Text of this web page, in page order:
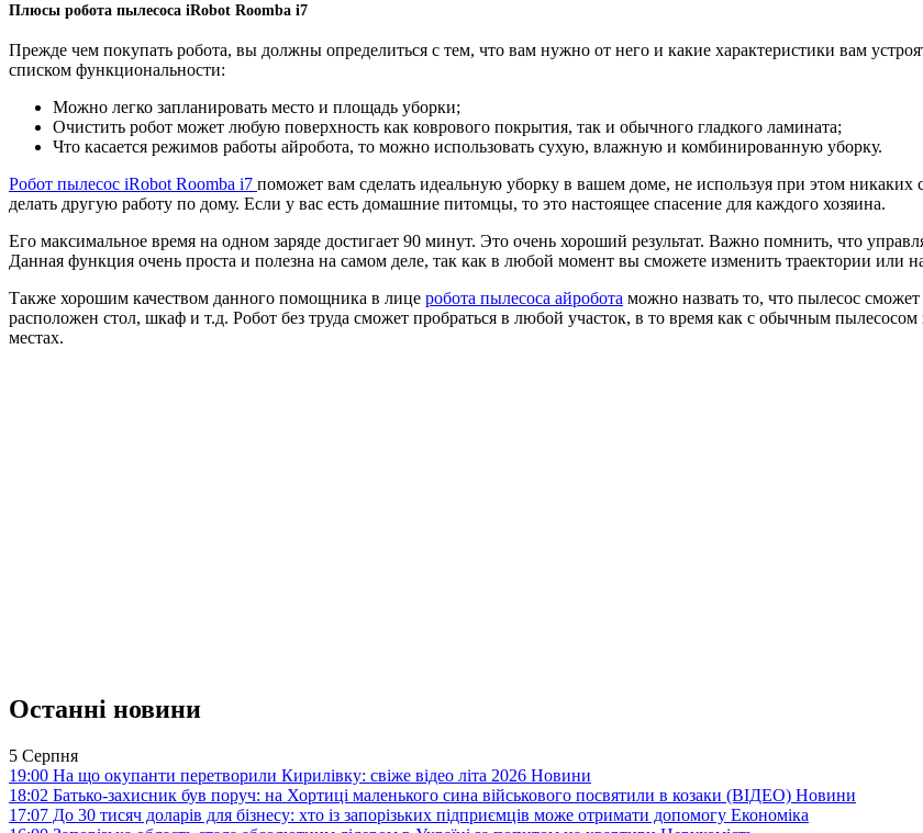
Плюсы робота пылесоса iRobot Roomba i7
Прежде чем покупать робота, вы должны определиться с тем, что вам нужно от него и какие характеристики вам
списком функциональности:
Можно легко запланировать место и площадь уборки;
Очистить робот может любую поверхность как коврового покрытия, так и обычного гладкого ламината;
Что касается режимов работы айробота, то можно использовать сухую, влажную и комбинированную уборку.
Робот пылесос iRobot Roomba i7 поможет вам сделать идеальную уборку в вашем доме, не используя при этом никаких
делать другую работу по дому. Если у вас есть домашние питомцы, то это настоящее спасение для каждого хозяина.
Его максимальное время на одном заряде достигает 90 минут. Это очень хороший результат. Важно помнить, что
Данная функция очень проста и полезна на самом деле, так как в любой момент вы сможете изменить траектории или
Также хорошим качеством данного помощника в лице робота пылесоса айробота можно назвать то, что пылесос
расположен стол, шкаф и т.д. Робот без труда сможет пробраться в любой участок, в то время как с обычным
местах.
Останні новини
5 Серпня
19:00 На що окупанти перетворили Кирилівку: свіже відео літа 2026 Новини
18:02 Батько-захисник був поруч: на Хортиці маленького сина військового посвятили в козаки (ВІДЕО) Новини
17:07 До 30 тисяч доларів для бізнесу: хто із запорізьких підприємців може отримати допомогу Економіка